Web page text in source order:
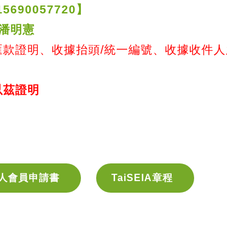
】
明憲
款證明、收據抬頭/統一編號、收據收件
證明
會員申請書 TaiSEIA章程